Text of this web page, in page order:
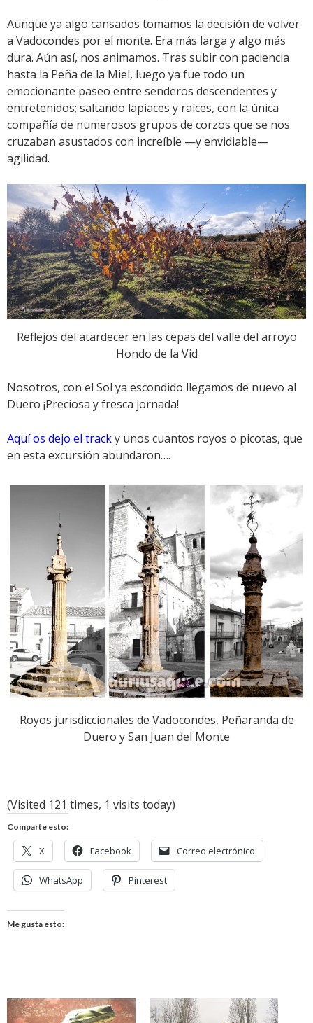
Aunque ya algo cansados tomamos la decisión de volver
a Vadocondes por el monte. Era más larga y algo más
dura. Aún así, nos animamos. Tras subir con paciencia
hasta la Peña de la Miel, luego ya fue todo un
emocionante paseo entre senderos descendentes y
entretenidos; saltando lapiaces y raíces, con la única
compañía de numerosos grupos de corzos que se nos
cruzaban asustados con increíble —y envidiable—
agilidad.
Reflejos del atardecer en las cepas del valle del arroyo
Hondo de la Vid
Nosotros, con el Sol ya escondido llegamos de nuevo al
Duero ¡Preciosa y fresca jornada!
Aquí os dejo el tracky unos cuantos royos o picotas, que
en esta excursión abundaron….
Royos jurisdiccionales de Vadocondes, Peñaranda de
Duero y San Juan del Monte
(Visited 121 times, 1 visits today)
Comparte esto:
X Facebook Correo electrónico
WhatsApp Pinterest
Me gusta esto: